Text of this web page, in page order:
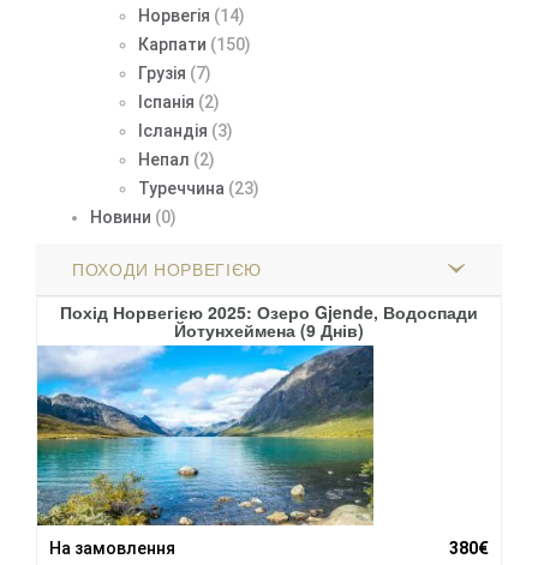
Норвегія (14)
Карпати (150)
Грузія (7)
Іспанія (2)
Ісландія (3)
Непал (2)
Туреччина (23)
Новини (0)
ПОХОДИ НОРВЕГІЄЮ
Похід Норвегією 2025: Озеро Gjende, Водоспади
Йотунхеймена (9 Днів)
На замовлення
380€